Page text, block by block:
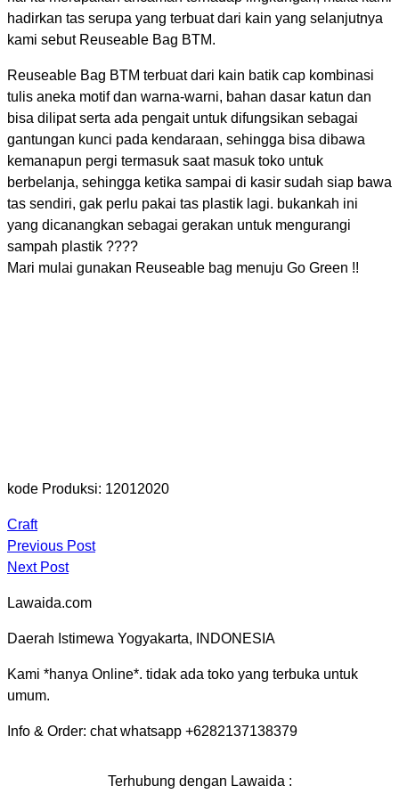
hadirkan tas serupa yang terbuat dari kain yang selanjutnya
kami sebut Reuseable Bag BTM.
Reuseable Bag BTM terbuat dari kain batik cap kombinasi
tulis aneka motif dan warna-warni, bahan dasar katun dan
bisa dilipat serta ada pengait untuk difungsikan sebagai
gantungan kunci pada kendaraan, sehingga bisa dibawa
kemanapun pergi termasuk saat masuk toko untuk
berbelanja, sehingga ketika sampai di kasir sudah siap bawa
tas sendiri, gak perlu pakai tas plastik lagi. bukankah ini
yang dicanangkan sebagai gerakan untuk mengurangi
sampah plastik ????
Mari mulai gunakan Reuseable bag menuju Go Green !!
kode Produksi: 12012020
Craft
Previous Post
Next Post
Lawaida.com
Daerah Istimewa Yogyakarta, INDONESIA
Kami *hanya Online*. tidak ada toko yang terbuka untuk
umum.
Info & Order: chat whatsapp +6282137138379
Terhubung dengan Lawaida :